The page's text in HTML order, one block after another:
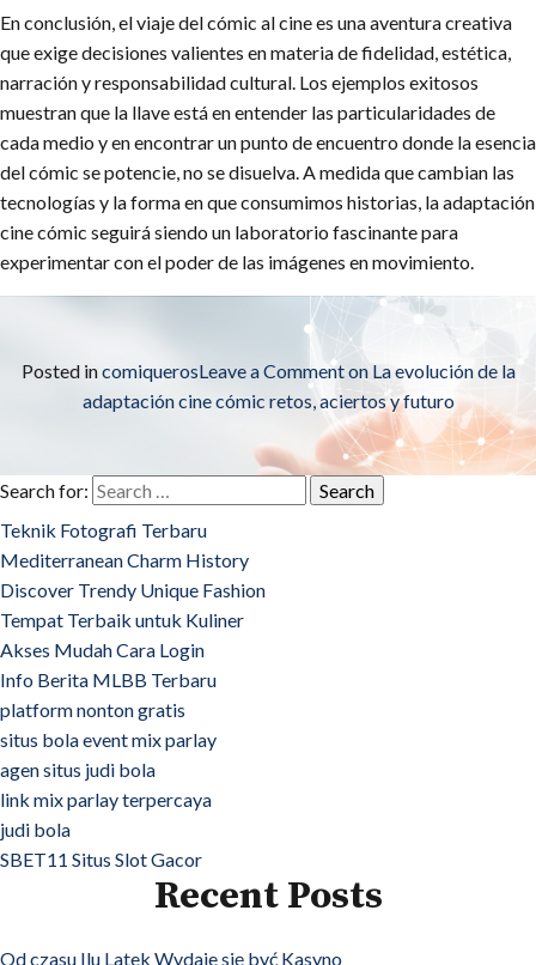
En conclusión, el viaje del cómic al cine es una aventura creativa
que exige decisiones valientes en materia de fidelidad, estética,
narración y responsabilidad cultural. Los ejemplos exitosos
muestran que la llave está en entender las particularidades de
cada medio y en encontrar un punto de encuentro donde la esencia
del cómic se potencie, no se disuelva. A medida que cambian las
tecnologías y la forma en que consumimos historias, la adaptación
cine cómic seguirá siendo un laboratorio fascinante para
experimentar con el poder de las imágenes en movimiento.
Posted incomiquerosLeave a Commenton La evolución de la
adaptación cine cómic retos, aciertos y futuro
Search for:
Teknik Fotografi Terbaru
Mediterranean Charm History
Discover Trendy Unique Fashion
Tempat Terbaik untuk Kuliner
Akses Mudah Cara Login
Info Berita MLBB Terbaru
platform nonton gratis
situs bola event mix parlay
agen situs judi bola
link mix parlay terpercaya
judi bola
SBET11 Situs Slot Gacor
Recent Posts
Od czasu Ilu Latek Wydaje się być Kasyno